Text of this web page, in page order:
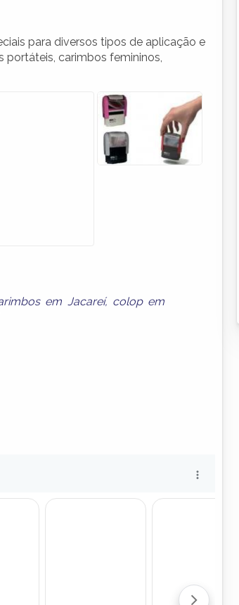
para diversos tipos de aplicação e
carimbos femininos,
em Jacareí, colop em